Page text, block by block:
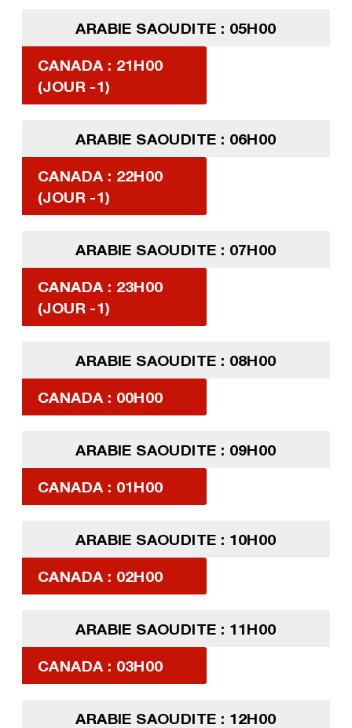
ARABIE SAOUDITE : 05H00
CANADA : 21H00
(JOUR -1)
ARABIE SAOUDITE : 06H00
CANADA : 22H00
(JOUR -1)
ARABIE SAOUDITE : 07H00
CANADA : 23H00
(JOUR -1)
ARABIE SAOUDITE : 08H00
CANADA : 00H00
ARABIE SAOUDITE : 09H00
CANADA : 01H00
ARABIE SAOUDITE : 10H00
CANADA : 02H00
ARABIE SAOUDITE : 11H00
CANADA : 03H00
ARABIE SAOUDITE : 12H00